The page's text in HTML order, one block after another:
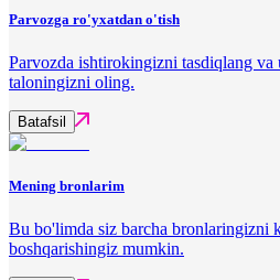
Parvozga ro'yxatdan o'tish
Parvozda ishtirokingizni tasdiqlang
taloningizni oling.
Batafsil
Mening bronlarim
Bu bo'limda siz barcha bronlaringizni
boshqarishingiz mumkin.